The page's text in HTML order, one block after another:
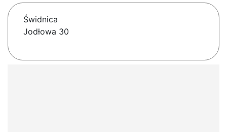
Świdnica
Jodłowa 30